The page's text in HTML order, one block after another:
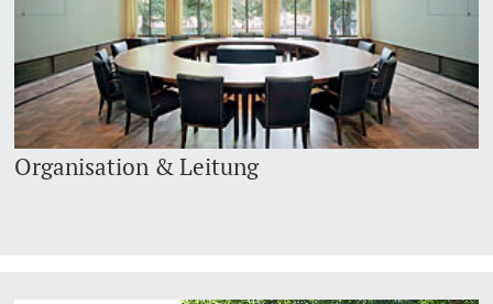
Organisation & Leitung